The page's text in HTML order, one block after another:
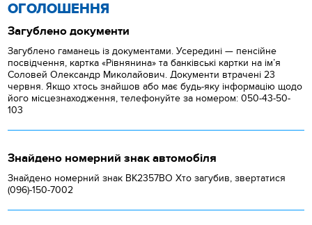
ОГОЛОШЕННЯ
Загублено документи
Загублено гаманець із документами. Усередині — пенсійне
посвідчення, картка «Рівнянина» та банківські картки на ім’я
Соловей Олександр Миколайович. Документи втрачені 23
червня. Якщо хтось знайшов або має будь-яку інформацію щодо
його місцезнаходження, телефонуйте за номером: 050-43-50-
103
Знайдено номерний знак автомобіля
Знайдено номерний знак ВК2357ВО Хто загубив, звертатися
(096)-150-7002